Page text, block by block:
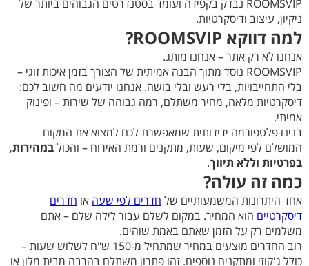
ROOMSVIP נבדק בקפידה ועומד בסטנדרטים הגבוהים ביותר של
ניקיון, עיצוב ודיסקרטיות.
למה דווקא ?
אנחנו לא רק אתר – אנחנו מותג.
ROOMSVIP נוסד מתוך הבנה אמיתית של הצורך בזמן איכות זוגי –
בלי התחייבויות, בלי רעש ובלי בושה. אנחנו יודעים מה חשוב לכם:
דיסקרטיות מלאה, מחיר משתלם, רמה גבוהה של שירות – ופינוק
אמיתי.
בנינו פלטפורמה ידידותית שמאפשרת לכם למצוא את המקום
המושלם לפי מיקום, שעות, מתקנים ורמת האירוח – והכולבמהירות,
בפרטיות וללא תיווך.
כמה זה עולה?
אחד היתרונות המשמעותיים של חדרים לפי שעה או חדרים
דיסקרטיים הוא המחיר. במקום לשלם עבור לילה שלם – אתם
משלמים רק על הזמן שאתם באמת שוהים.
רוב החדרים מוצעים במחיר שמתחיל מ-150 ש"ח לשלוש שעות –
כולל ג'קוזי ומתקנים נוספים. זהו פתרון משתלם בהרבה מבית מלון או